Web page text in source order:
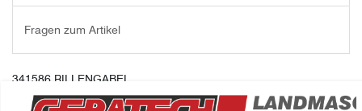
Fragen zum Artikel
341586 RILLENGABEL